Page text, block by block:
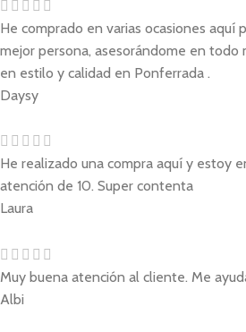
He comprado en varias ocasiones
mejor persona, asesorándome en
en estilo y calidad en Ponferrada .
Daysy
He realizado una compra aquí y estoy
atención de 10. Super contenta
Laura
Muy buena atención al cliente. Me
Albi